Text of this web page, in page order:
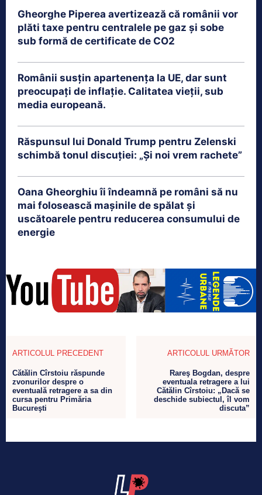
Gheorghe Piperea avertizează că românii vor
plăti taxe pentru centralele pe gaz și sobe
sub formă de certificate de CO2
Românii susțin apartenența la UE, dar sunt
preocupați de inflație. Calitatea vieții, sub
media europeană.
Răspunsul lui Donald Trump pentru Zelenski
schimbă tonul discuției: „Și noi vrem rachete”
Oana Gheorghiu îi îndeamnă pe români să nu
mai folosească mașinile de spălat și
uscătoarele pentru reducerea consumului de
energie
ARTICOLUL PRECEDENT
Cătălin Cîrstoiu răspunde
zvonurilor despre o
eventuală retragere a sa din
cursa pentru Primăria
Bucureşti
ARTICOLUL URMĂTOR
Rareş Bogdan, despre
eventuala retragere a lui
Cătălin Cîrstoiu: „Dacă se
deschide subiectul, îl vom
discuta”